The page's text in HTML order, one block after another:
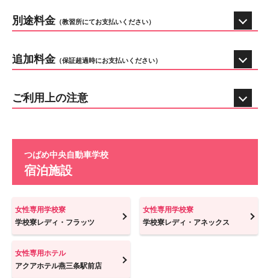
別途料金 （教習所にてお支払いください）
追加料金 （保証超過時にお支払いください）
ご利用上の注意
つばめ中央自動車学校
宿泊施設
女性専用学校寮
学校寮レディ・フラッツ
女性専用学校寮
学校寮レディ・アネックス
女性専用ホテル
アクアホテル燕三条駅前店